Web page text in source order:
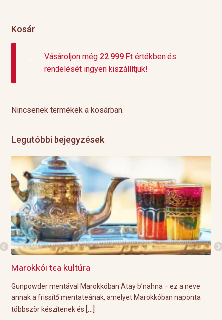
Kosár
Vásároljon még 22 999 Ftértékben és
rendelését ingyen kiszállítjuk!
Nincsenek termékek a kosárban.
Legutóbbi bejegyzések
Marokkói tea kultúra
Gunpowder mentával Marokkóban Atay b’nahna – ez a neve
annak a frissítő mentateának, amelyet Marokkóban naponta
többször készítenek és[…]